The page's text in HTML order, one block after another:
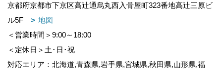
京都府京都市下京区高辻通烏丸西入骨屋町323番地高辻三原ビ
ル5F
地図
＜営業時間＞9:00～18:00
＜定休日＞土･日･祝
対応エリア：北海道,青森県,岩手県,宮城県,秋田県,山形県,福